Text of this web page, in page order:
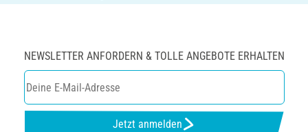
NEWSLETTER ANFORDERN & TOLLE ANGEBOTE ERHALTEN
Jetzt anmelden